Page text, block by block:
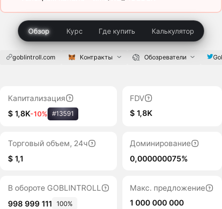
Обзор Курс Где купить Калькулятор
goblintroll.com Контракты Обозреватели
Капитализация
$ 1,8K-10% #13591
FDV
$ 1,8K
Торговый объем, 24ч
$ 1,1
Доминирование
0,000000075%
В обороте GOBLINTROLL
998 999 111
100%
Макс. предложение
1 000 000 000